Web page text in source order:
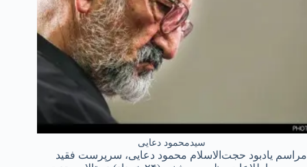
سیدمحمود دعایی
مراسم یادبود حجت‌الاسلام محمود دعایی، سرپرست فقید